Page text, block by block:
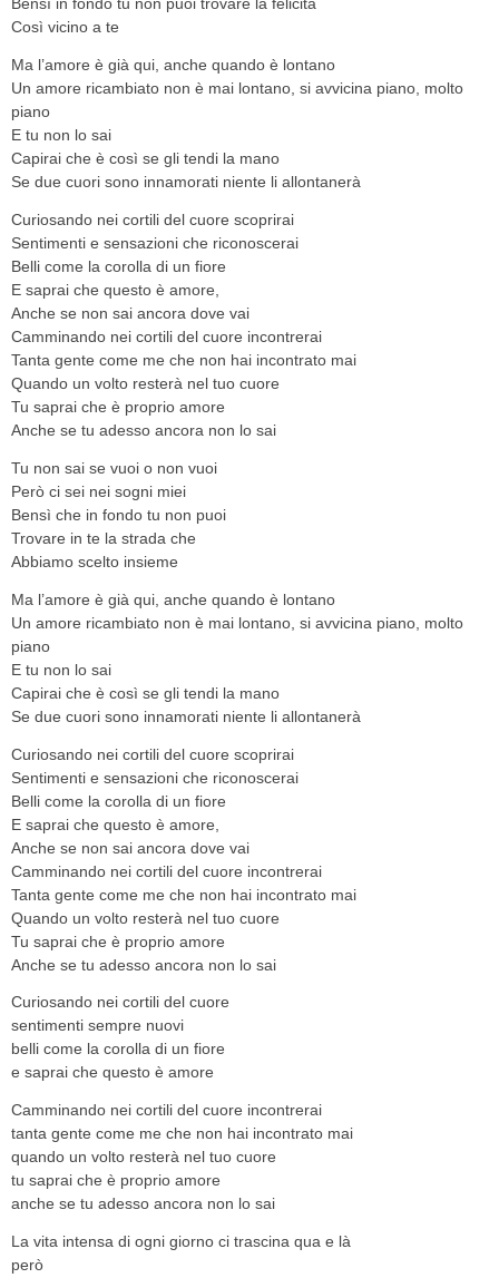
Così vicino a te
Ma l’amore è già qui, anche quando è lontano
Un amore ricambiato non è mai lontano, si avvicina piano, molto
piano
E tu non lo sai
Capirai che è così se gli tendi la mano
Se due cuori sono innamorati niente li allontanerà
Curiosando nei cortili del cuore scoprirai
Sentimenti e sensazioni che riconoscerai
Belli come la corolla di un fiore
E saprai che questo è amore,
Anche se non sai ancora dove vai
Camminando nei cortili del cuore incontrerai
Tanta gente come me che non hai incontrato mai
Quando un volto resterà nel tuo cuore
Tu saprai che è proprio amore
Anche se tu adesso ancora non lo sai
Tu non sai se vuoi o non vuoi
Però ci sei nei sogni miei
Bensì che in fondo tu non puoi
Trovare in te la strada che
Abbiamo scelto insieme
Ma l’amore è già qui, anche quando è lontano
Un amore ricambiato non è mai lontano, si avvicina piano, molto
piano
E tu non lo sai
Capirai che è così se gli tendi la mano
Se due cuori sono innamorati niente li allontanerà
Curiosando nei cortili del cuore scoprirai
Sentimenti e sensazioni che riconoscerai
Belli come la corolla di un fiore
E saprai che questo è amore,
Anche se non sai ancora dove vai
Camminando nei cortili del cuore incontrerai
Tanta gente come me che non hai incontrato mai
Quando un volto resterà nel tuo cuore
Tu saprai che è proprio amore
Anche se tu adesso ancora non lo sai
Curiosando nei cortili del cuore
sentimenti sempre nuovi
belli come la corolla di un fiore
e saprai che questo è amore
Camminando nei cortili del cuore incontrerai
tanta gente come me che non hai incontrato mai
quando un volto resterà nel tuo cuore
tu saprai che è proprio amore
anche se tu adesso ancora non lo sai
La vita intensa di ogni giorno ci trascina qua e là
però